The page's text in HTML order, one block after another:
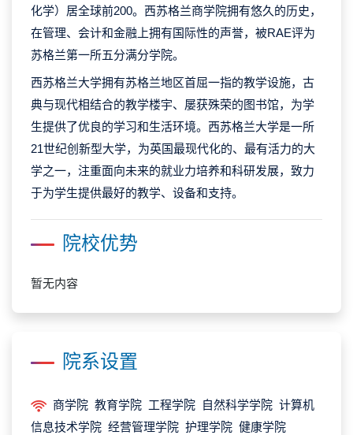
化学）居全球前200。西苏格兰商学院拥有悠久的历史，
在管理、会计和金融上拥有国际性的声誉，被RAE评为
苏格兰第一所五分满分学院。
西苏格兰大学拥有苏格兰地区首屈一指的教学设施，古
典与现代相结合的教学楼宇、屡获殊荣的图书馆，为学
生提供了优良的学习和生活环境。西苏格兰大学是一所
21世纪创新型大学，为英国最现代化的、最有活力的大
学之一，注重面向未来的就业力培养和科研发展，致力
于为学生提供最好的教学、设备和支持。
院校优势
暂无内容
院系设置
商学院 教育学院 工程学院 自然科学学院 计算机
信息技术学院 经营管理学院 护理学院 健康学院